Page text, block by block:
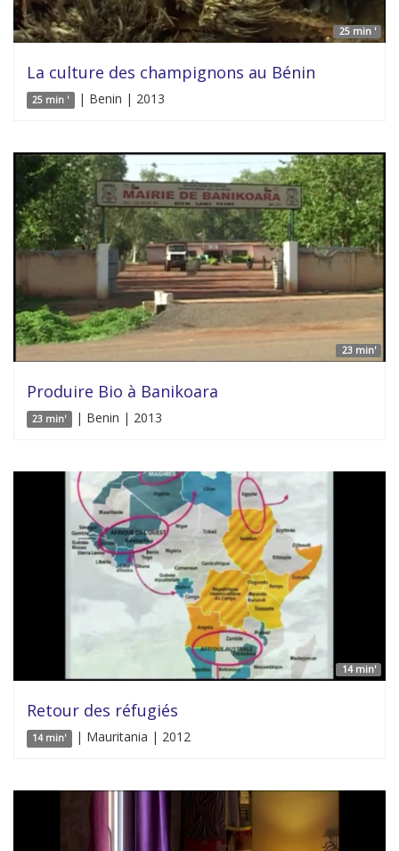
25 min '
La culture des champignons au Bénin
25 min ' | Benin | 2013
23 min'
Produire Bio à Banikoara
23 min' | Benin | 2013
14 min'
Retour des réfugiés
14 min' | Mauritania | 2012